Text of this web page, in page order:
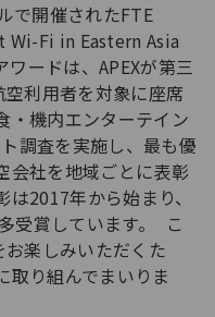
で開催されたFTE
Wi-Fi in Eastern Asia
ードは、APEXが第三
利用者を対象に座席
・機内エンターテイン
調査を実施し、最も優
会社を地域ごとに表彰
2017年から始まり、
受賞しています。 こ
楽しみいただくた
取り組んでまいりま